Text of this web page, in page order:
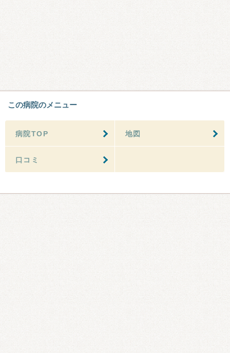
この病院のメニュー
病院TOP 地図
口コミ